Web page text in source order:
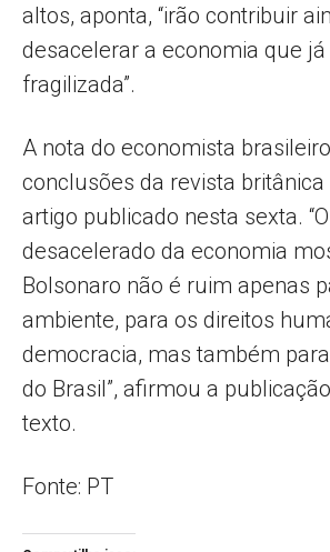
altos, aponta, “irão contribuir
desacelerar a economia que já
fragilizada”.
A nota do economista
conclusões da revista
artigo publicado nesta sexta.
desacelerado da economia
Bolsonaro não é ruim apenas
ambiente, para os direitos
democracia, mas também
do Brasil”, afirmou a
texto.
Fonte: PT